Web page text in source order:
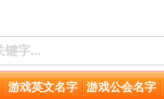
游戏英文名字 游戏公会名字